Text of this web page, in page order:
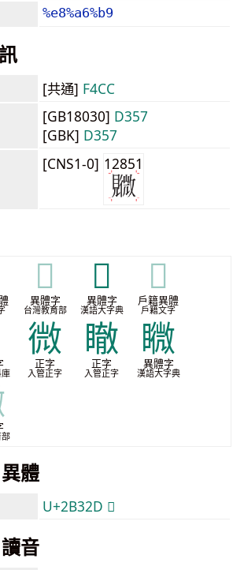
%e8%a6%b9
[共通] F4CC
[GB18030] D357
[GBK] D357
[CNS1-0] 12851
𧢒
異體字
台灣教育部
𧢓
異體字
漢語大字典
𧢓
戶籍異體
戶籍文字
微
正字
入管正字
瞮
正字
入管正字
矀
異體字
漢語大字典
部
體
U+2B32D 𫌭
音